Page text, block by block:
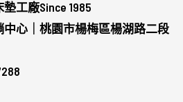
工廠Since 1985
中心｜桃園市楊梅區楊湖路二段